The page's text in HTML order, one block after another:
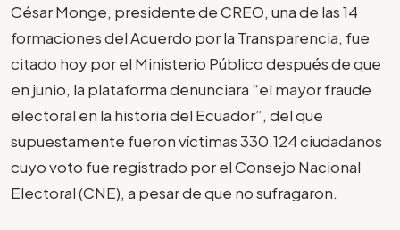
César Monge, presidente de CREO, una de las 14
formaciones del Acuerdo por la Transparencia, fue
citado hoy por el Ministerio Público después de que
en junio, la plataforma denunciara “el mayor fraude
electoral en la historia del Ecuador”, del que
supuestamente fueron víctimas 330.124 ciudadanos
cuyo voto fue registrado por el Consejo Nacional
Electoral (CNE), a pesar de que no sufragaron.